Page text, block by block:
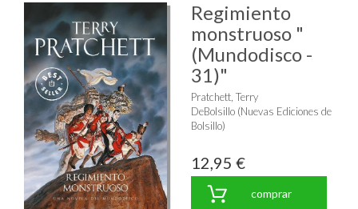
Regimiento
monstruoso "
(Mundodisco -
31)"
Pratchett, Terry
DeBolsillo (Nuevas Ediciones de
Bolsillo)
12,95 €
comprar